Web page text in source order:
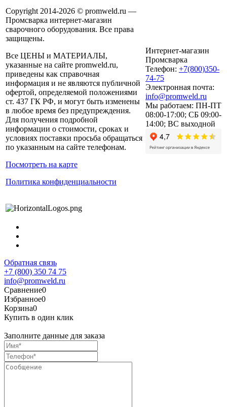
Copyright 2014-2026 © promweld.ru —
Промсварка интернет-магазин
сварочного оборудования. Все права
защищены.
Все ЦЕНЫ и МАТЕРИАЛЫ,
указанные на сайте promweld.ru,
приведены как справочная
информация и не являются публичной
офертой, определяемой положениями
ст. 437 ГК РФ, и могут быть изменены
в любое время без предупреждения.
Для получения подробной
информации о стоимости, сроках и
условиях поставки просьба обращаться
по указанным на сайте телефонам.
Посмотреть на карте
Политика конфиденциальности
Интернет-магазин
Промсварка
Телефон: +7(800)350-
74-75
Электронная почта:
info@promweld.ru
Мы работаем: ПН-ПТ
08:00-17:00; СБ 09:00-
14:00; ВС выходной
Обратная связь
+7 (800) 350 74 75
info@promweld.ru
Сравнение0
Избранное0
Корзина0
Купить в один клик
Заполните данные для заказа